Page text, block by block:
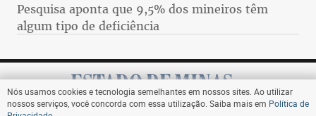
Pesquisa aponta que 9,5% dos mineiros têm
algum tipo de deficiência
Nós usamos cookies e tecnologia semelhantes em nossos sites. Ao utilizar
nossos serviços, você concorda com essa utilização. Saiba mais em Política de